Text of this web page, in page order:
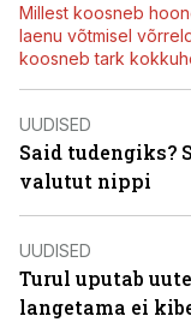
Millest koosneb
laenu võtmisel
koosneb tark
UUDISED
Said tudengiks?
valutut nippi
UUDISED
Turul uputab
langetama ei